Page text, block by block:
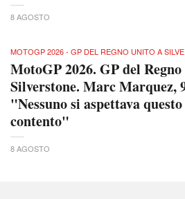
8 AGOSTO
MOTOGP 2026 - GP DEL REGNO UNITO A
MotoGP 2026. GP del
Silverstone. Marc Marquez,
"Nessuno si aspettava
contento"
8 AGOSTO